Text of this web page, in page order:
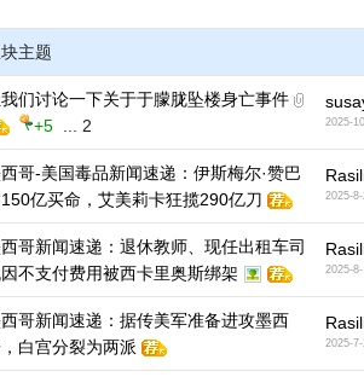
主题
们讨论一下关于于朦胧坠楼身亡事件
+5
2 2025-
哥-美国毒品新闻速递：伊斯梅尔·赞巴
亿买命，艾美莉卡狂揽290亿刀
2025-
哥新闻速递：退休教师、现任出租车司
不支付费用被西卡里奥斯绑架
2025-
哥新闻速递：据传美军准备进攻墨西
白宫分裂为两派
2025-